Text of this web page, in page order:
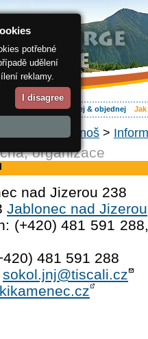
Ubytování Hledej & objednej
Jak do Krkonoš >
organizace
nad Jizerou 238
Jablonec nad Jizerou
(+420) 481 591
481 591 288
sokol.jnj@tiscali.cz
potřebné
udělení
reklamy.
I disagree